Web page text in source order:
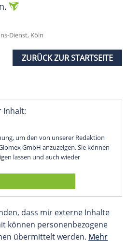
Dienst, Köln
ZURÜCK ZUR STARTSEITE
Inhalt:
um den von unserer Redaktion
GmbH anzuzeigen. Sie können
lassen und auch wieder
dass mir externe Inhalte
können personenbezogene
übermittelt werden. Mehr